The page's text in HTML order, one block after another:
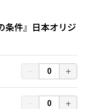
条件』日本オリジ